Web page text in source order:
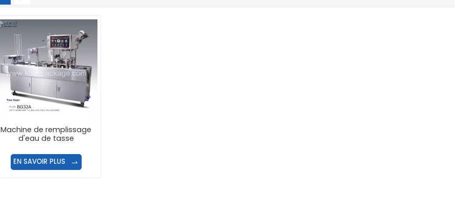
Machine de remplissage
d'eau de tasse
à 2 rangées
EN SAVOIR PLUS